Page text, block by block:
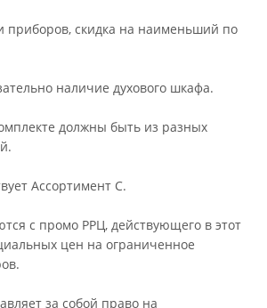
приборов, скидка на наименьший по
наличие духового шкафа.
должны быть из разных
Ассортимент С.
с промо РРЦ, действующего в этот
цен на ограниченное
за собой право на